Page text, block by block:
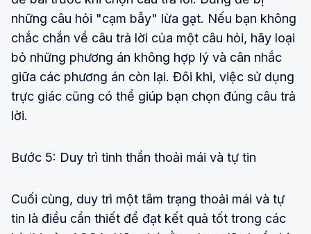
những câu hỏi "cạm bẫy" lừa gạt. Nếu bạn không
chắc chắn về câu trả lời của một câu hỏi, hãy loại
bỏ những phương án không hợp lý và cân nhắc
giữa các phương án còn lại. Đôi khi, việc sử dụng
trực giác cũng có thể giúp bạn chọn đúng câu trả
lời.
Bước 5: Duy trì tinh thần thoải mái và tự tin
Cuối cùng, duy trì một tâm trạng thoải mái và tự
tin là điều cần thiết để đạt kết quả tốt trong các